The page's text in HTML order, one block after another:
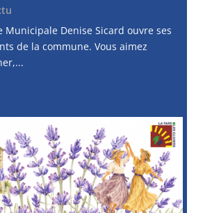
Municipale Denise Sicard ouvre ses
de la commune. Vous aimez